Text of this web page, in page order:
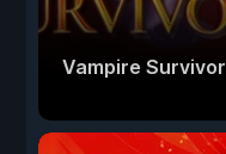
Vampire